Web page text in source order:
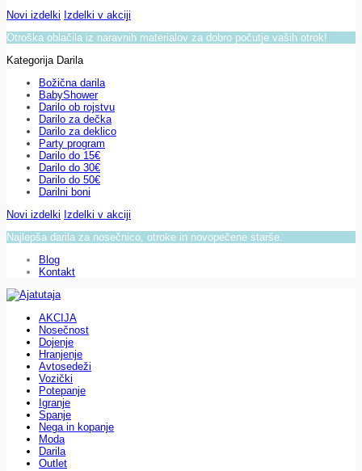
Novi izdelki Izdelki v akciji
Otroška oblačila iz naravnih materialov za dobro počutje vaših otrok!
Kategorija Darila
Božična darila
BabyShower
Darilo ob rojstvu
Darilo za dečka
Darilo za deklico
Party program
Darilo do 15€
Darilo do 30€
Darilo do 50€
Darilni boni
Novi izdelki Izdelki v akciji
Najlepša darila za nosečnico, otroke in novopečene starše.
Blog
Kontakt
AKCIJA
Nosečnost
Dojenje
Hranjenje
Avtosedeži
Vozički
Potepanje
Igranje
Spanje
Nega in kopanje
Moda
Darila
Outlet